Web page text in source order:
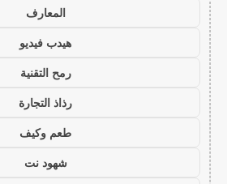
المعارف
هيدب فيديو
رمح التقنية
رذاذ التجارة
طعم وكيف
شهود نت